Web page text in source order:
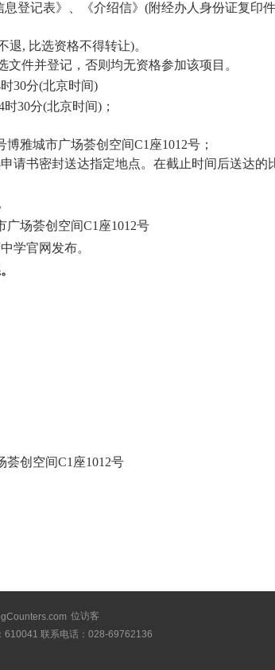
登记表》、《介绍信》 (附经办人身份证复印
退, 比选资格不得转让)。
文件并登记，否则均无资格参加该项目。
时30分(北京时间)
时30分(北京时间)；
博雅城市广场荟创空间C1座1012号 ；
请书密封送达指定地点。在截止时间后送达的
广场荟创空间C1座1012号
学官网 发布。
荟创空间C1座1012号
位访客
610041 联系电话：028-69762136